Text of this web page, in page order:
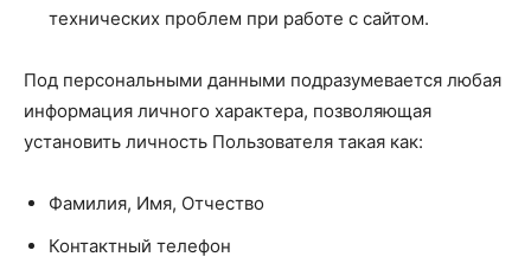
технических проблем при работе с сайтом.
Под персональными данными подразумевается любая
информация личного характера, позволяющая
установить личность Пользователя такая как:
Фамилия, Имя, Отчество
Контактный телефон